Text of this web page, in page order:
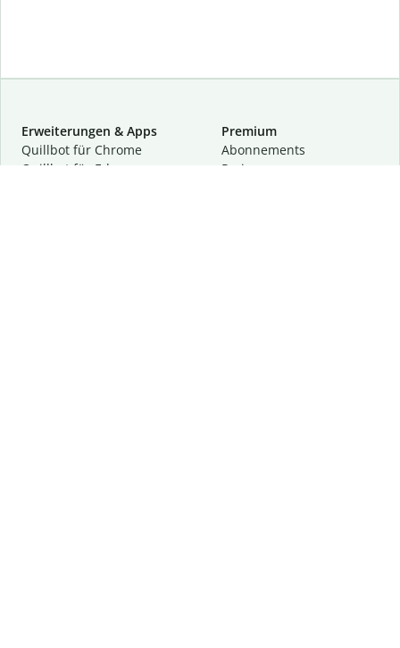
Erweiterungen & Apps
Quillbot für Chrome
Quillbot für Edge
Premium
Abon­ne­ments
Preise